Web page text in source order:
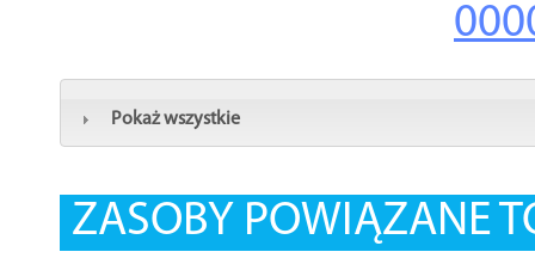
Pokaż wszystkie
ZASOBY POWIĄZANE